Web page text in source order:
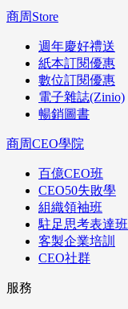
商周Store
週年慶好禮送
紙本訂閱優惠
數位訂閱優惠
電子雜誌(Zinio)
暢銷圖書
商周CEO學院
百億CEO班
CEO50失敗學
組織領袖班
駐足思考表達班
客製企業培訓
CEO社群
服務